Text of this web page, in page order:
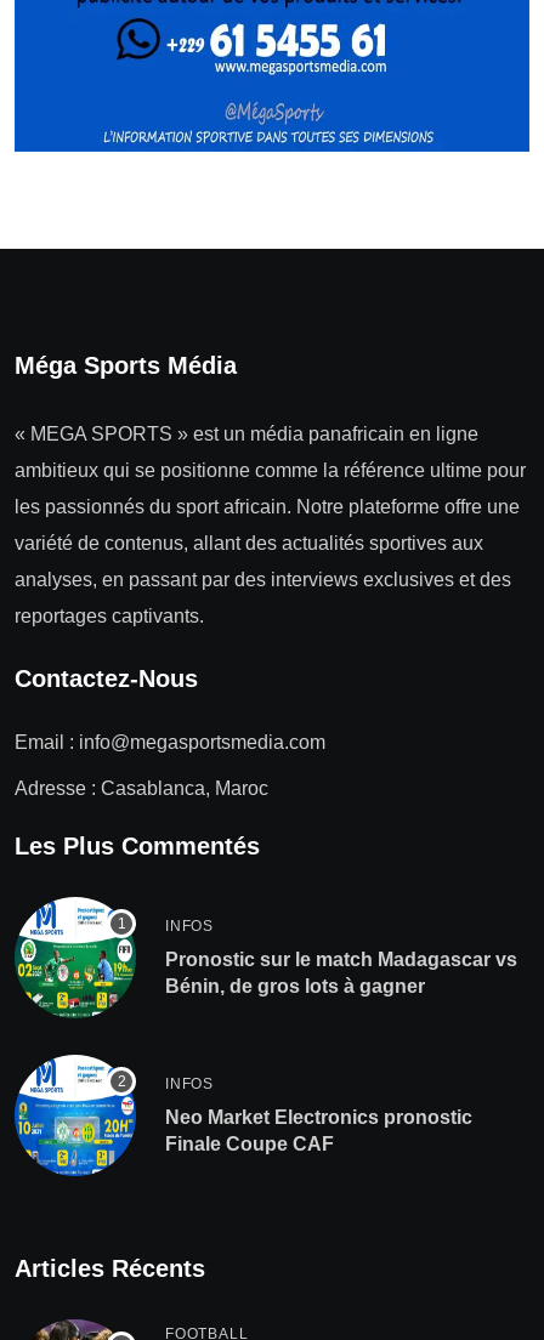
Méga Sports Média
« MEGA SPORTS » est un média panafricain en ligne
ambitieux qui se positionne comme la référence ultime pour
les passionnés du sport africain. Notre plateforme offre une
variété de contenus, allant des actualités sportives aux
analyses, en passant par des interviews exclusives et des
reportages captivants.
Contactez-Nous
Email : info@megasportsmedia.com
Adresse : Casablanca, Maroc
Les Plus Commentés
INFOS
Pronostic sur le match Madagascar vs
Bénin, de gros lots à gagner
INFOS
Neo Market Electronics pronostic
Finale Coupe CAF
Articles Récents
FOOTBALL